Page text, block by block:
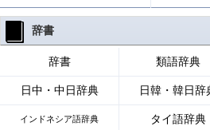
辞書
辞書 類語辞典
日中・中日辞典 日韓・韓日辞
インドネシア語辞典 タイ語辞典